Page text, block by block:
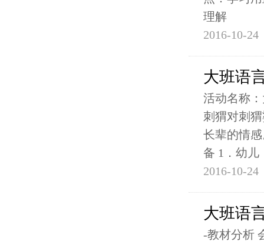
理解
2016-10-24
大班语
活动名称
刺猬对刺
长辈的情
备 1．幼儿
2016-10-24
大班语
-教材分析